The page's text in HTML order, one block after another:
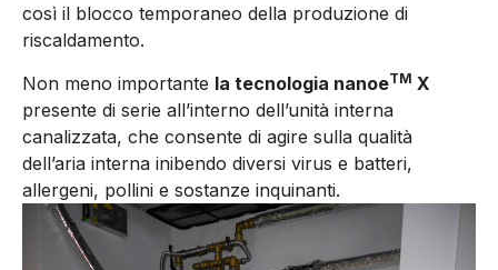
così il blocco temporaneo della produzione di
riscaldamento.
Non meno importante la tecnologia nanoeTM X
presente di serie all’interno dell’unità interna
canalizzata, che consente di agire sulla qualità
dell’aria interna inibendo diversi virus e batteri,
allergeni, pollini e sostanze inquinanti.